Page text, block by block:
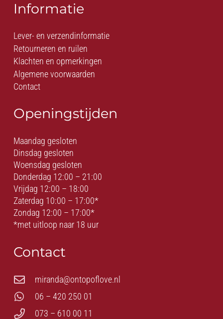
Informatie
Lever- en verzendinformatie
Retourneren en ruilen
Klachten en opmerkingen
Algemene voorwaarden
Contact
Openingstijden
Maandag gesloten
Dinsdag gesloten
Woensdag gesloten
Donderdag 12:00 – 21:00
Vrijdag 12:00 – 18:00
Zaterdag 10:00 – 17:00*
Zondag 12:00 – 17:00*
*met uitloop naar 18 uur
Contact
miranda@ontopoflove.nl
06 – 420 250 01
073 – 610 00 11